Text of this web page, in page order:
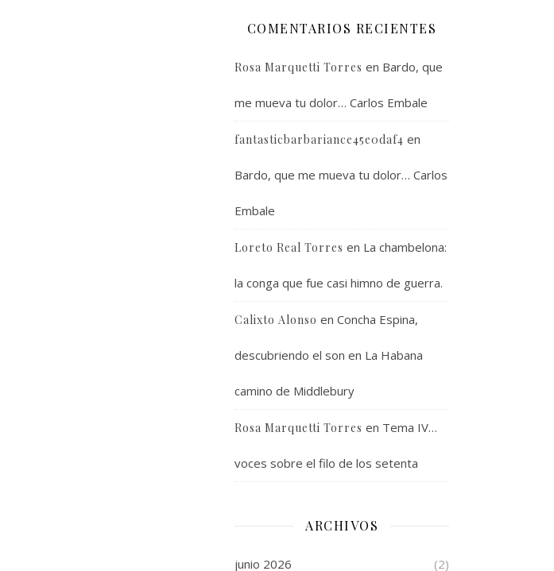
COMENTARIOS RECIENTES
Rosa Marquetti Torres en Bardo, que
me mueva tu dolor… Carlos Embale
fantasticbarbariance45e0daf4 en
Bardo, que me mueva tu dolor… Carlos
Embale
Loreto Real Torres en La chambelona:
la conga que fue casi himno de guerra.
Calixto Alonso en Concha Espina,
descubriendo el son en La Habana
camino de Middlebury
Rosa Marquetti Torres en Tema IV…
voces sobre el filo de los setenta
ARCHIVOS
junio 2026 (2)